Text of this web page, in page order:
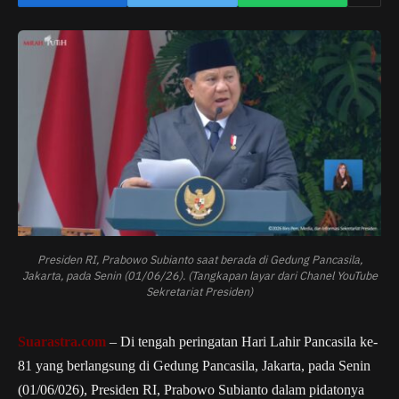
Presiden RI, Prabowo Subianto saat berada di Gedung Pancasila,
Jakarta, pada Senin (01/06/26). (Tangkapan layar dari Chanel YouTube
Sekretariat Presiden)
Suarastra.com – Di tengah peringatan Hari Lahir Pancasila ke-
81 yang berlangsung di Gedung Pancasila, Jakarta, pada Senin
(01/06/026), Presiden RI, Prabowo Subianto dalam pidatonya